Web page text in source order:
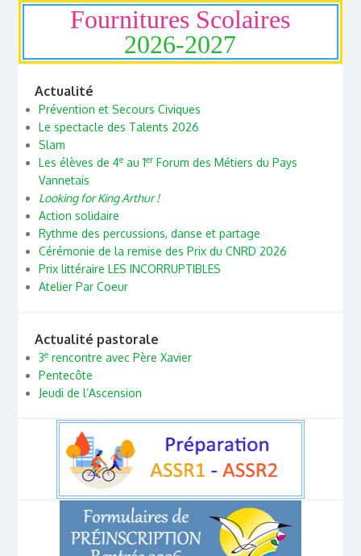
Fournitures Scolaires
2026-2027
Actualité
Prévention et Secours Civiques
Le spectacle des Talents 2026
Slam
Les élèves de 4eau 1erForum des Métiers du Pays
Vannetais
Looking for King Arthur !
Action solidaire
Rythme des percussions, danse et partage
Cérémonie de la remise des Prix du CNRD 2026
Prix littéraire LES INCORRUPTIBLES
Atelier Par Coeur
Actualité pastorale
3erencontre avec Père Xavier
Pentecôte
Jeudi de l’Ascension